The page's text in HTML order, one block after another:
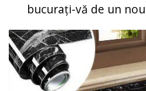
bucurați-vă de un